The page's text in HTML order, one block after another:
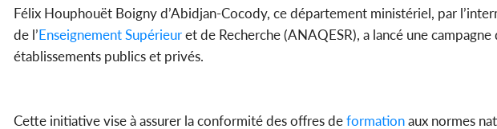
Félix Houphouët Boigny d’Abidjan-Cocody, ce département ministériel, par
de l’EnseignementSupérieuret de Recherche (ANAQESR), a lancé une
établissements publics et privés.
Cette initiative vise à assurer la conformité des offres deformationaux normes